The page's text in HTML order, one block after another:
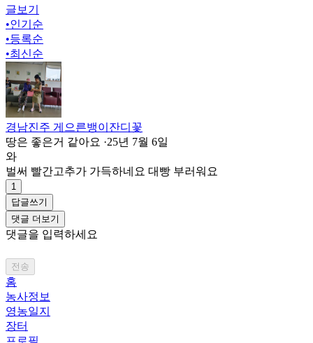
글보기
•인기순
•등록순
•최신순
경남진주 게으른뱅이잔디꽃
땅은 좋은거 같아요 ·25년 7월 6일
와
벌써 빨간고추가 가득하네요 대빵 부러워요
1
답글쓰기
댓글 더보기
댓글을 입력하세요
전송
홈
농사정보
영농일지
장터
프로필